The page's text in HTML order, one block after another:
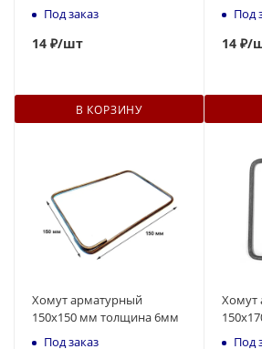
Под заказ
14 ₽/шт
В КОРЗИНУ
Под
14 ₽/
Хомут арматурный
150х150 мм толщина 6мм
Под заказ
Хомут
Под